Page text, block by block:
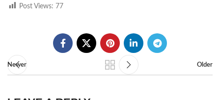
Post Views: 77
Newer Older